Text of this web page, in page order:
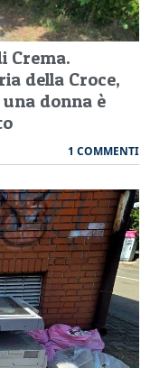
Crema.
della Croce,
donna è
1 COMMENTI